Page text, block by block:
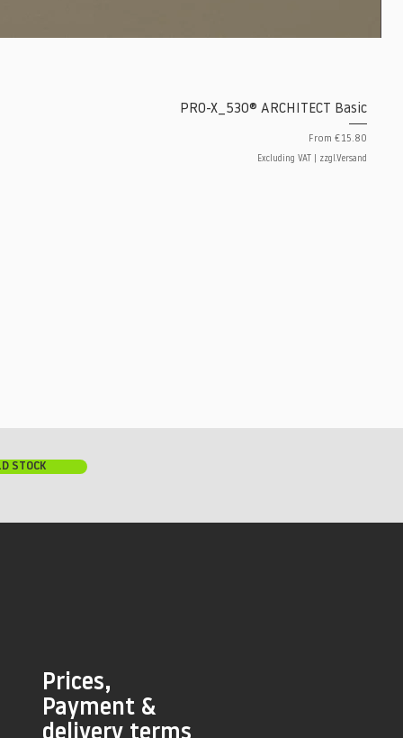
PRO-X_530® ARCHITECT Basic
From €15.80
Sale Price
Excluding VAT zzgl.Versand
Prices,
Payment &
STOCK